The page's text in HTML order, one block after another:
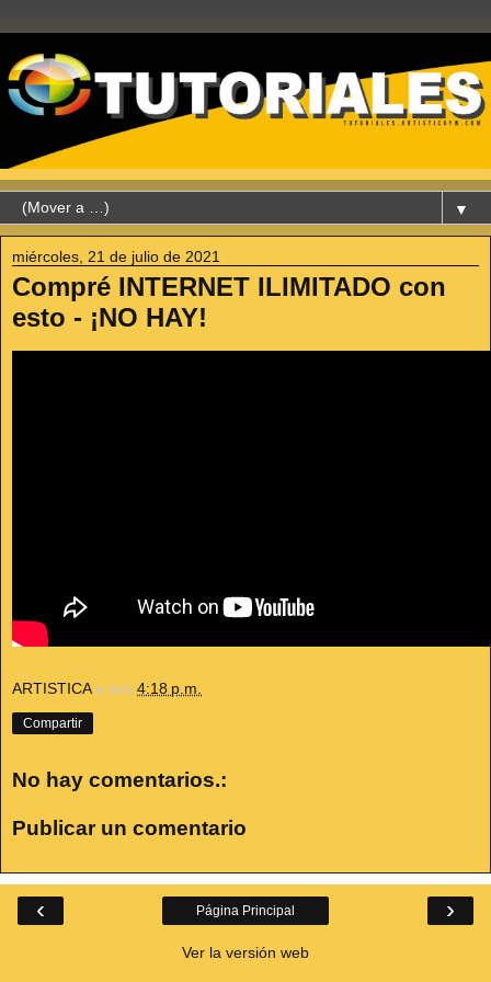
▼
miércoles, 21 de julio de 2021
Compré INTERNET ILIMITADO con
esto - ¡NO HAY!
ARTISTICA a la/s 4:18 p.m.
Compartir
No hay comentarios.:
Publicar un comentario
‹ ›
Página Principal
Ver la versión web